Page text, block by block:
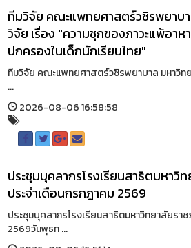
ทีมวิจัย คณะแพทยศาสตร์วชิรพยาบา
วิจัย เรื่อง "ความชุกของภาวะแพ้อา
ปกครองในเด็กนักเรียนไทย"
ทีมวิจัย คณะแพทยศาสตร์วชิรพยาบาล มหาวิท
...
2026-08-06 16:58:58
ประชุมบุคลากรโรงเรียนสาธิตมหา
ประจำเดือนกรกฎาคม 2569
ประชุมบุคลากรโรงเรียนสาธิตมหาวิทยาลัยร
2569วันพุธท ...